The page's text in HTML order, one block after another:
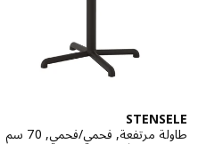
STENSELE
طاولة مرتفعة, فحمي/فحمي, 70 سم